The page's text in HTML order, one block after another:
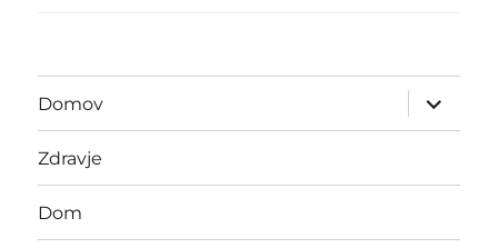
Domov
expand
child
menu
Zdravje
Dom